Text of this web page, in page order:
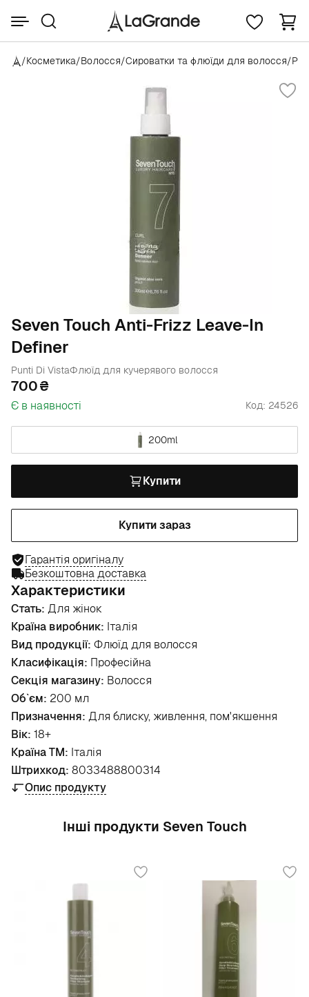
/Косметика/Волосся/Сироватки та флюїди для волосся/
Seven Touch Anti-Frizz Leave-In
Definer
Punti Di VistaФлюїд для кучерявого волосся
700
Є в наявності Код: 24526
200ml
Купити
Купити зараз
Гарантія оригіналу
Безкоштовна доставка
Характеристики
Стать: Для жінок
Країна виробник: Італія
Вид продукції: Флюїд для волосся
Класифікація: Професійна
Секція магазину: Волосся
Об`єм: 200 мл
Призначення: Для блиску, живлення, пом'якшення
Вік: 18+
Країна ТМ: Італія
Штрихкод: 8033488800314
Опис продукту
Інші продукти Seven Touch